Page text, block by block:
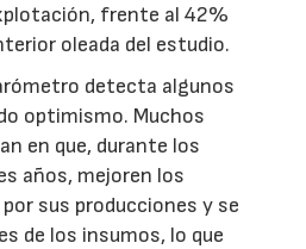
frente al 42%
oleada del estudio.
detecta algunos
optimismo. Muchos
en que, durante los
años, mejoren los
sus producciones y se
de los insumos, lo que